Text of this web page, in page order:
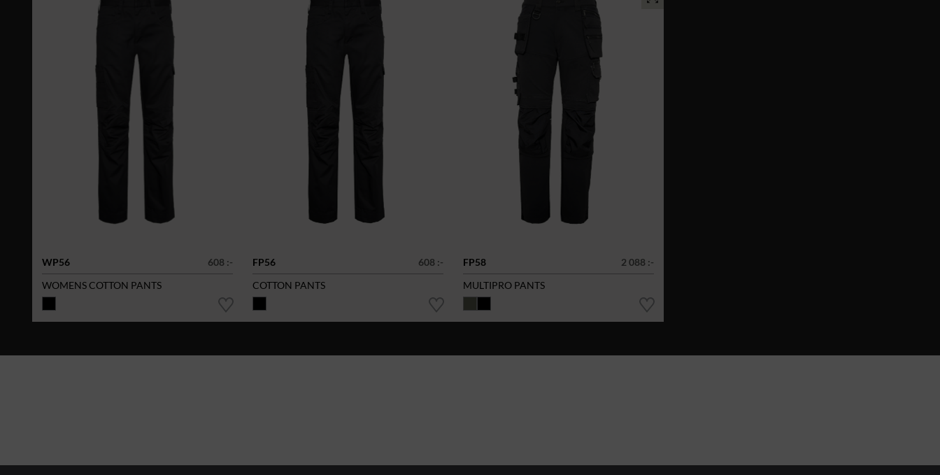
WP56
608 :-
WOMENS COTTON PANTS
FP56
608 :-
COTTON PANTS
FP58
2 088 :-
MULTIPRO PANTS